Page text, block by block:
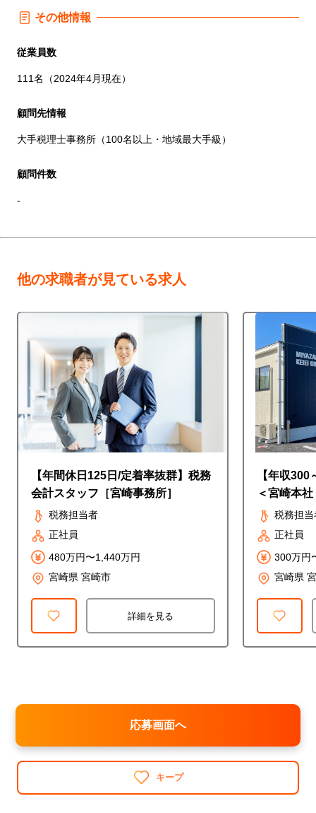
その他情報
従業員数
111名（2024年4月現在）
顧問先情報
大手税理士事務所（100名以上・地域最大手級）
顧問件数
-
他の求職者が見ている求人
【年間休日125日/定着率抜群】税務
会計スタッフ［宮崎事務所］
税務担当者
正社員
480万円〜1,440万円
宮崎県 宮崎市
詳細を見る
【年収
＜宮崎本社
税務担当
正社員
300万円
宮崎県
応募画面へ
キープ